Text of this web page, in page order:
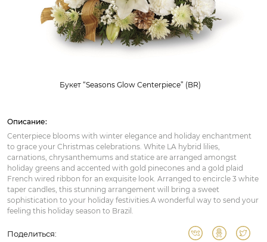
Букет “Seasons Glow Centerpiece” (BR)
Описание:
Centerpiece blooms with winter elegance and holiday enchantment
to grace your Christmas celebrations. White LA hybrid lilies,
carnations, chrysanthemums and statice are arranged amongst
holiday greens and accented with gold pinecones and a gold plaid
French wired ribbon for an exquisite look. Arranged to encircle 3 white
taper candles, this stunning arrangement will bring a sweet
sophistication to your holiday festivities.A wonderful way to send your
feeling this holiday season to Brazil.
Поделиться: